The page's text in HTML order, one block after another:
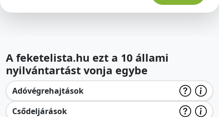
A feketelista.hu ezt a 10 állami
nyilvántartást vonja egybe
Adóvégrehajtások
Csődeljárások